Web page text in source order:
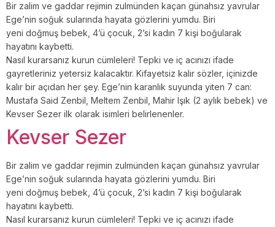
Bir zalim ve gaddar rejimin zulmünden kaçan günahsız yavrular
Ege’nin soğuk sularında hayata gözlerini yumdu. Biri
yeni doğmuş bebek, 4’ü çocuk, 2’si kadın 7 kişi boğularak
hayatını kaybetti.
Nasıl kurarsanız kurun cümleleri! Tepki ve iç acınızı ifade
gayretleriniz yetersiz kalacaktır. Kifayetsiz kalır sözler, içinizde
kalır bir açıdan her şey. Ege’nin karanlık suyunda yiten 7 can:
Mustafa Said Zenbil, Meltem Zenbil, Mahir Işık (2 aylık bebek) ve
Kevser Sezer ilk olarak isimleri belirlenenler.
Kevser Sezer
Bir zalim ve gaddar rejimin zulmünden kaçan günahsız yavrular
Ege’nin soğuk sularında hayata gözlerini yumdu. Biri
yeni doğmuş bebek, 4’ü çocuk, 2’si kadın 7 kişi boğularak
hayatını kaybetti.
Nasıl kurarsanız kurun cümleleri! Tepki ve iç acınızı ifade